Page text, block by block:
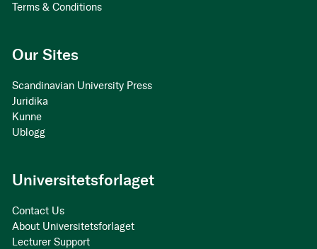
Terms & Conditions
Our Sites
Scandinavian University Press
Juridika
Kunne
Ublogg
Universitetsforlaget
Contact Us
About Universitetsforlaget
Lecturer Support